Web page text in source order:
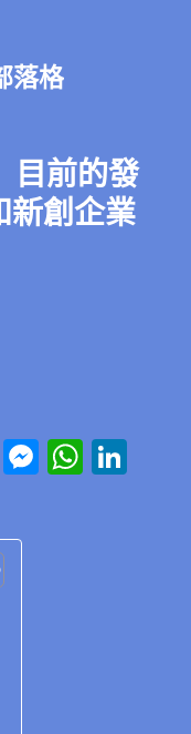
落格
目前的發
新創企業
Pi M W